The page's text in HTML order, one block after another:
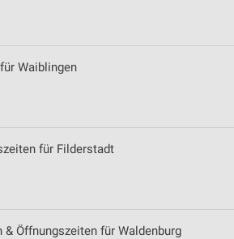
Waiblingen
für Filderstadt
Öffnungszeiten für Waldenburg